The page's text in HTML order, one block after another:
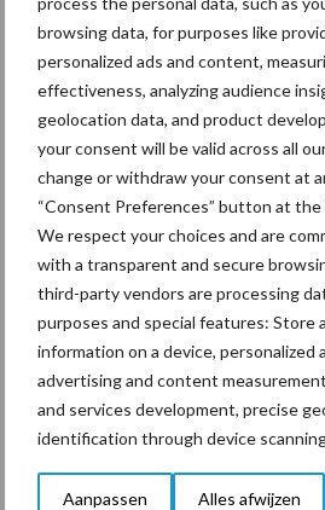
browsing data, for purposes like
personalized ads and content,
effectiveness, analyzing audience
geolocation data, and product
your consent will be valid across all
change or withdraw your consent at
“Consent Preferences” button at
We respect your choices and are
with a transparent and secure
third-party vendors are processing
purposes and special features: Store
information on a device,
advertising and content
and services development, precise
identification through device
Aanpassen Alles afwijzen
kilogram melk
Pöttinger
compacte
zwadhark in
Themapagina's
Diergezondheid